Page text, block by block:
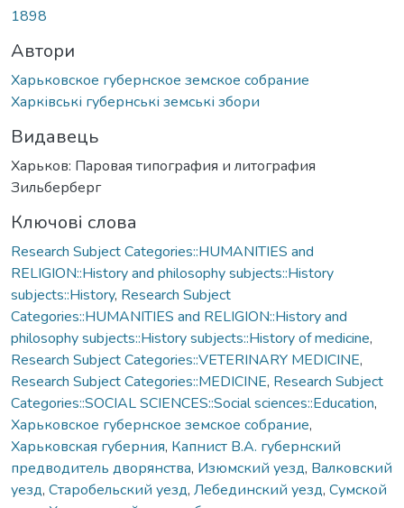
1898
Автори
Харьковское губернское земское собрание
Харківські губернські земські збори
Видавець
Харьков: Паровая типография и литография
Зильберберг
Ключові слова
Research Subject Categories::HUMANITIES and
RELIGION::History and philosophy subjects::History
subjects::History, Research Subject
Categories::HUMANITIES and RELIGION::History and
philosophy subjects::History subjects::History of medicine,
Research Subject Categories::VETERINARY MEDICINE,
Research Subject Categories::MEDICINE, Research Subject
Categories::SOCIAL SCIENCES::Social sciences::Education,
Харьковское губернское земское собрание,
Харьковская губерния, Капнист В.А. губернский
предводитель дворянства, Изюмский уезд, Валковский
уезд, Старобельский уезд, Лебединский уезд, Сумской